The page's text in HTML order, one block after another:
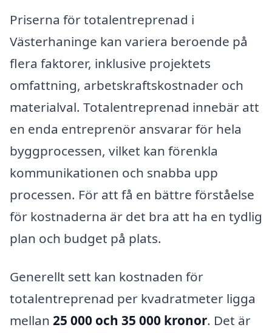
Priserna för totalentreprenad i
Västerhaninge kan variera beroende på
flera faktorer, inklusive projektets
omfattning, arbetskraftskostnader och
materialval. Totalentreprenad innebär att
en enda entreprenör ansvarar för hela
byggprocessen, vilket kan förenkla
kommunikationen och snabba upp
processen. För att få en bättre förståelse
för kostnaderna är det bra att ha en tydlig
plan och budget på plats.
Generellt sett kan kostnaden för
totalentreprenad per kvadratmeter ligga
mellan 25 000 och 35 000 kronor. Det är